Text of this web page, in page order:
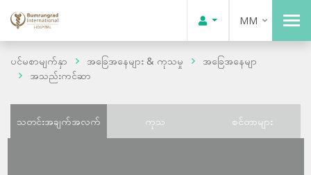
MM
ပင်မစာမျက်နှာ အခြေအနေများ & ကုသမှု
အခြေအနေမျာ
အသည်းကင်ဆာ
သတင်းအချက်အလက် ကုသ စင်တာများ